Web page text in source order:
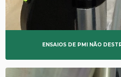
ENSAIOS DE PMI NÃO